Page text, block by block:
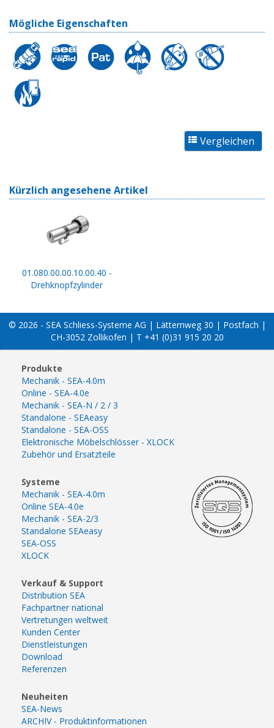
Mögliche Eigenschaften
Kürzlich angesehene Artikel
01.080.00.00.10.00.40 -
Drehknopfzylinder
© 2026 - SEA Schliess-Systeme AG | Lätternweg 30 | Postfach |
CH-3052 Zollikofen | T +41 (0)31 915 20 20
Produkte
Mechanik - SEA-4.0m
Online - SEA-4.0e
Mechanik - SEA-N / 2 / 3
Standalone - SEAeasy
Standalone - SEA-OSS
Elektronische Möbelschlösser - XLOCK
Zubehör und Ersatzteile
Systeme
Mechanik - SEA-4.0m
Online SEA-4.0e
Mechanik - SEA-2/3
Standalone SEAeasy
SEA-OSS
XLOCK
Verkauf & Support
Distribution SEA
Fachpartner national
Vertretungen weltweit
Kunden Center
Dienstleistungen
Download
Referenzen
Neuheiten
SEA-News
ARCHIV - Produktinformationen